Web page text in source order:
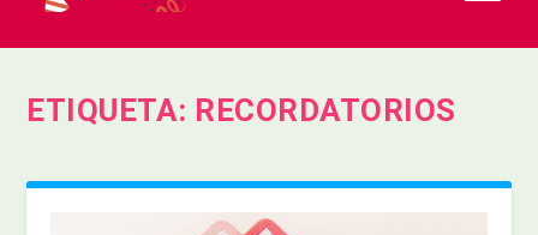
ETIQUETA: RECORDATORIOS